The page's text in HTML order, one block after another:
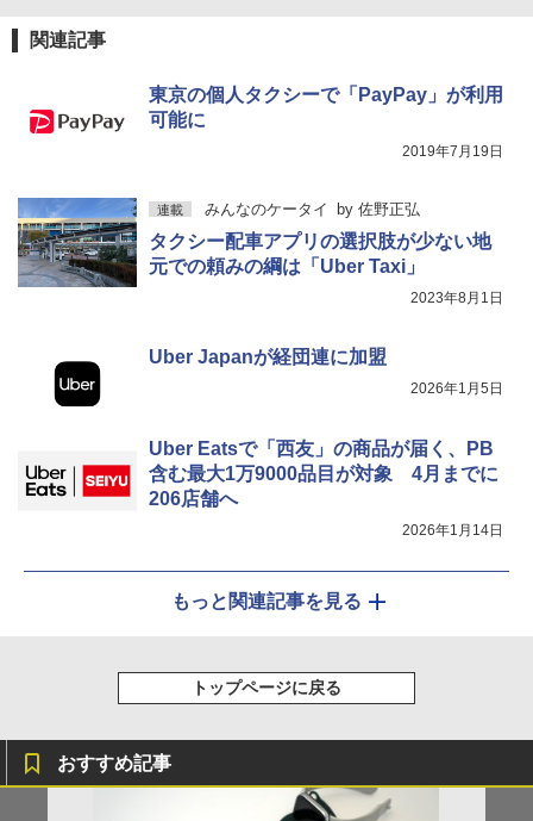
関連記事
東京の個人タクシーで「PayPay」が利用
可能に
2019年7月19日
連載 みんなのケータイ by 佐野正弘
タクシー配車アプリの選択肢が少ない地
元での頼みの綱は「Uber Taxi」
2023年8月1日
Uber Japanが経団連に加盟
2026年1月5日
Uber Eatsで「西友」の商品が届く、PB
含む最大1万9000品目が対象 4月までに
206店舗へ
2026年1月14日
もっと関連記事を見る
トップページに戻る
おすすめ記事